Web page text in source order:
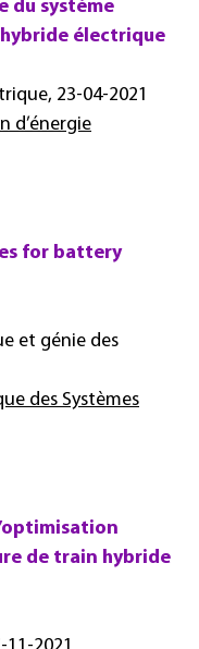
du système
électrique
23-04-2021
d’énergie
for battery
et génie des
des Systèmes
de train hybride